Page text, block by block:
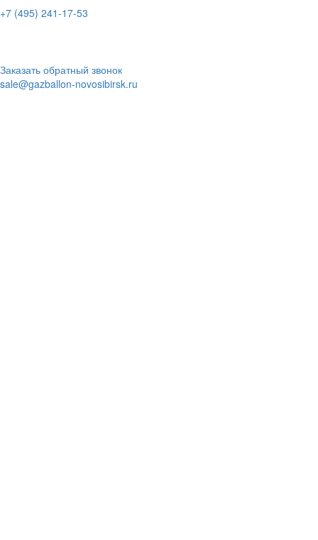
+7 (495) 241-17-53
Заказать обратный звонок
sale@gazballon-novosibirsk.ru